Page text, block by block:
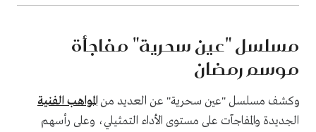
مسلسل "عين سحرية" مفاجأة
موسم رمضان
وكشف مسلسل "عين سحرية" عن العديد منالمواهب الفنية
الجديدة والمفاجآت على مستوى الأداء التمثيلي، وعلى رأسهم